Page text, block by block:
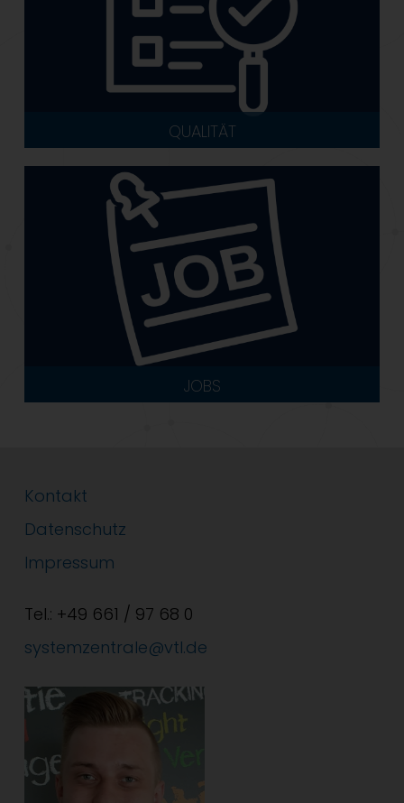
QUALITÄT
JOBS
Kontakt
Datenschutz
Impressum
Tel.: +49 661 / 97 68 0
systemzentrale@vtl.de